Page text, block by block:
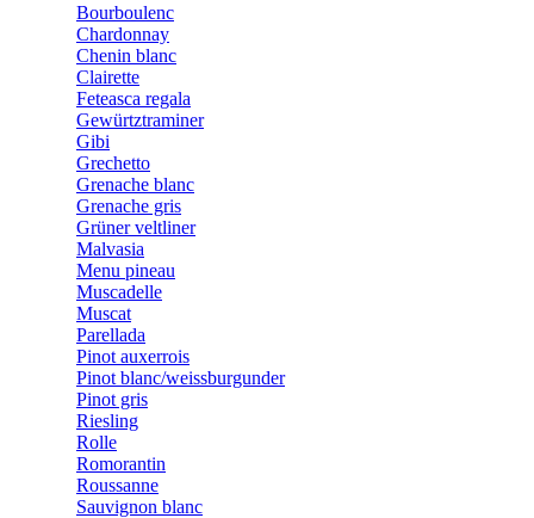
Bourboulenc
Chardonnay
Chenin blanc
Clairette
Feteasca regala
Gewürtztraminer
Gibi
Grechetto
Grenache blanc
Grenache gris
Grüner veltliner
Malvasia
Menu pineau
Muscadelle
Muscat
Parellada
Pinot auxerrois
Pinot blanc/weissburgunder
Pinot gris
Riesling
Rolle
Romorantin
Roussanne
Sauvignon blanc